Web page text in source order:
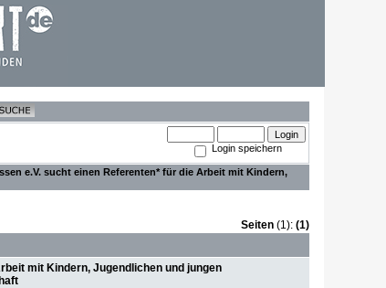
Login speichern
e.V. sucht einen Referenten* für die Arbeit mit Kindern,
Seiten (1):(1)
mit Kindern, Jugendlichen und jungen